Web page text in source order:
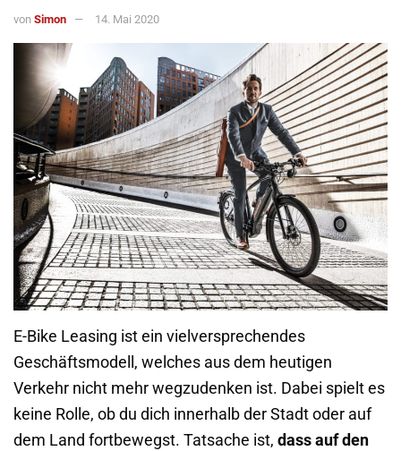
von Simon 14. Mai 2020
E-Bike Leasing ist ein vielversprechendes
Geschäftsmodell, welches aus dem heutigen
Verkehr nicht mehr wegzudenken ist. Dabei spielt es
keine Rolle, ob du dich innerhalb der Stadt oder auf
dem Land fortbewegst. Tatsache ist, dass auf den